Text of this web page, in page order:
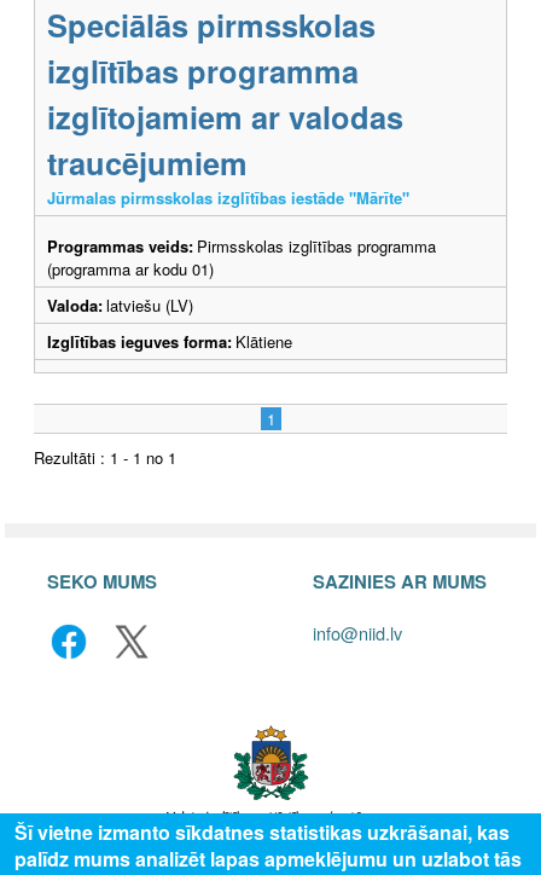
Speciālās pirmsskolas
izglītības programma
izglītojamiem ar valodas
traucējumiem
Jūrmalas pirmsskolas izglītības iestāde "Mārīte"
Programmas veids: Pirmsskolas izglītības programma
(programma ar kodu 01)
Valoda:latviešu (LV)
Izglītības ieguves forma: Klātiene
1
Rezultāti : 1 - 1 no 1
SEKO MUMS SAZINIES AR MUMS
info@niid.lv
Šī vietne izmanto sīkdatnes statistikas uzkrāšanai, kas
palīdz mums analizēt lapas apmeklējumu un uzlabot tās